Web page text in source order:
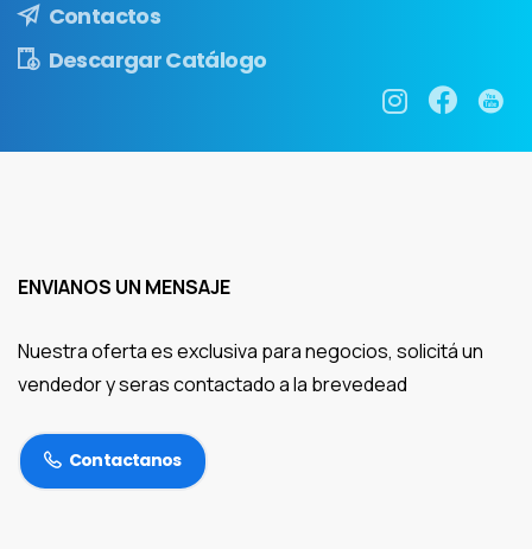
Contactos
Descargar Catálogo
ENVIANOS UN MENSAJE
Nuestra oferta es exclusiva para negocios, solicitá un
vendedor y seras contactado a la brevedead
Contactanos